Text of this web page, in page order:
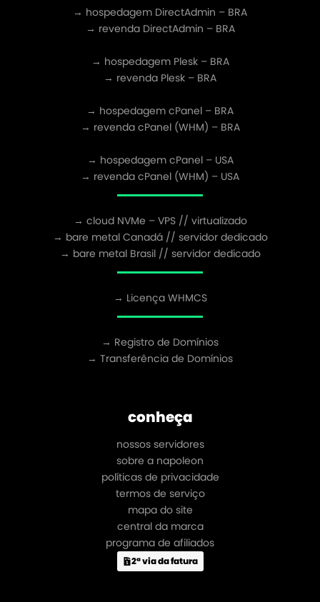
→ hospedagem DirectAdmin – BRA
→ revenda DirectAdmin – BRA
→ hospedagem Plesk – BRA
→ revenda Plesk – BRA
→ hospedagem cPanel – BRA
→ revenda cPanel (WHM) – BRA
→ hospedagem cPanel – USA
→ revenda cPanel (WHM) – USA
→ cloud NVMe – VPS // virtualizado
→ bare metal Canadá // servidor dedicado
→ bare metal Brasil // servidor dedicado
→ Licença WHMCS
→ Registro de Domínios
→ Transferência de Domínios
conheça
nossos servidores
sobre a napoleon
políticas de privacidade
termos de serviço
mapa do site
central da marca
programa de afiliados
2ª via da fatura